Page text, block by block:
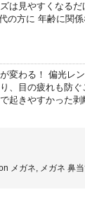
は見やすくなる
の方に 年齢に関
変わる！ 偏光レ
、目の疲れも防
起きやすかった
メガネ, メガネ 鼻